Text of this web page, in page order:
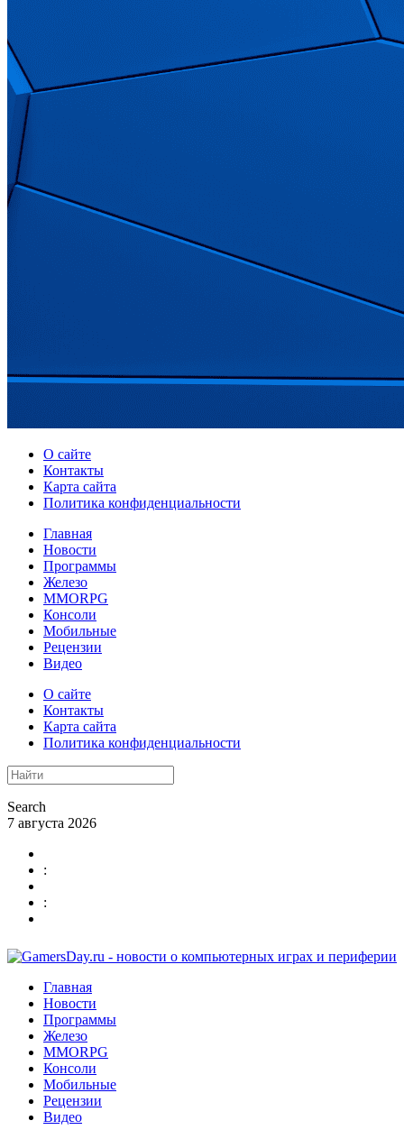
О сайте
Контакты
Карта сайта
Политика конфиденциальности
Главная
Новости
Программы
Железо
MMORPG
Консоли
Мобильные
Рецензии
Видео
О сайте
Контакты
Карта сайта
Политика конфиденциальности
Search
7 августа 2026
:
:
Главная
Новости
Программы
Железо
MMORPG
Консоли
Мобильные
Рецензии
Видео